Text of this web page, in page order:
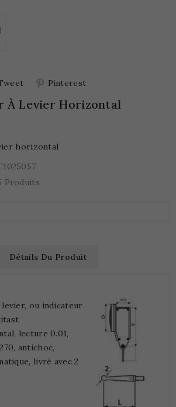
Pinterest
À Levier Horizontal
horizontal
Produits
Détails Du Produit
ou indicateur
lecture 0.01,
antichoc,
livré avec 2